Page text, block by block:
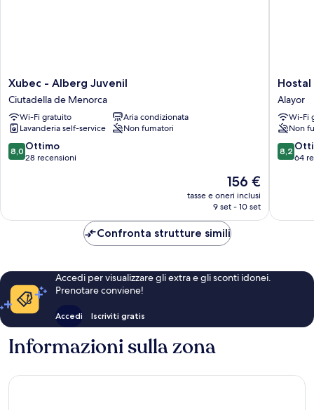
Xubec
-
Alberg
Juvenil
Ciutadella
de
Menorca
Xubec - Alberg Juvenil
Ciutadella de Menorca
Wi-Fi gratuito
Aria condizionata
Lavanderia self-service
Non fumatori
8.0
su
8,0 Ottimo
28 recensioni
Il
prezzo
attuale
156 €
156 €
tasse e oneri inclusi
9 set - 10 set
Hostal
Castell
de
Lô
Alayor
Alayor
Wi-Fi
Non
8.2
su
8,2
64
Confronta strutture simili
Accedi per visualizzare gli extra e gli sconti idonei.
Prenotare conviene!
Accedi Iscriviti gratis
Informazioni sulla zona